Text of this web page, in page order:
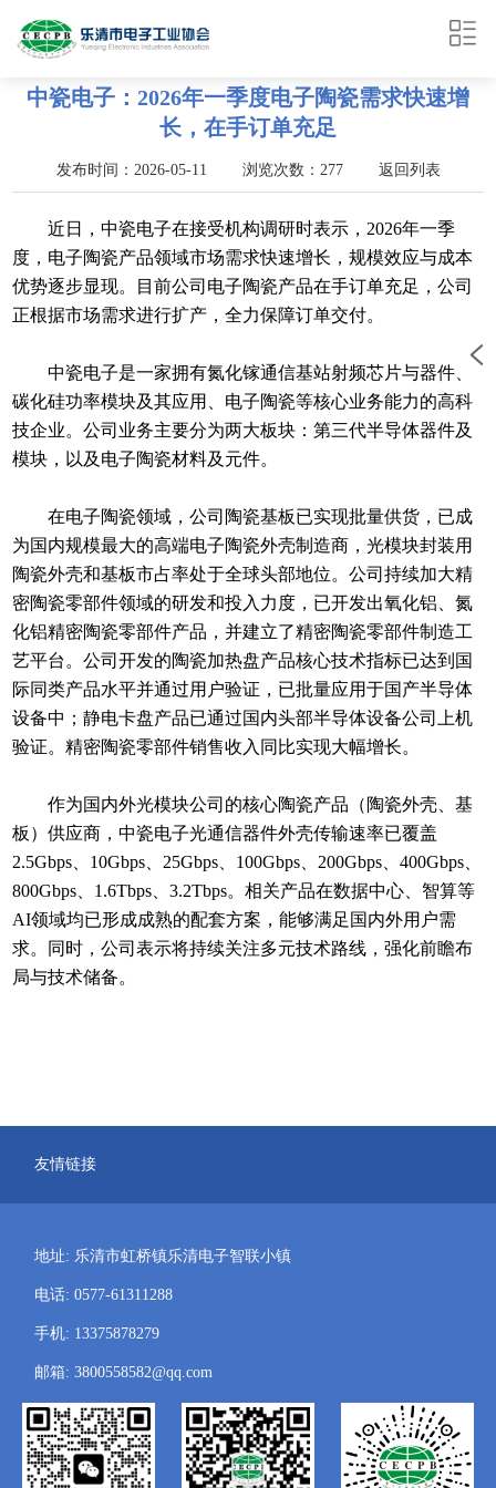
中瓷电子：2026年一季度电子陶瓷需求快速增
长，在手订单充足
发布时间：2026-05-11 浏览次数：277 返回列表
近日，中瓷电子在接受机构调研时表示，2026年一季
度，电子陶瓷产品领域市场需求快速增长，规模效应与成本
优势逐步显现。目前公司电子陶瓷产品在手订单充足，公司
正根据市场需求进行扩产，全力保障订单交付。
中瓷电子是一家拥有氮化镓通信基站射频芯片与器件、
碳化硅功率模块及其应用、电子陶瓷等核心业务能力的高科
技企业。公司业务主要分为两大板块：第三代半导体器件及
模块，以及电子陶瓷材料及元件。
在电子陶瓷领域，公司陶瓷基板已实现批量供货，已成
为国内规模最大的高端电子陶瓷外壳制造商，光模块封装用
陶瓷外壳和基板市占率处于全球头部地位。公司持续加大精
密陶瓷零部件领域的研发和投入力度，已开发出氧化铝、氮
化铝精密陶瓷零部件产品，并建立了精密陶瓷零部件制造工
艺平台。公司开发的陶瓷加热盘产品核心技术指标已达到国
际同类产品水平并通过用户验证，已批量应用于国产半导体
设备中；静电卡盘产品已通过国内头部半导体设备公司上机
验证。精密陶瓷零部件销售收入同比实现大幅增长。
作为国内外光模块公司的核心陶瓷产品（陶瓷外壳、基
板）供应商，中瓷电子光通信器件外壳传输速率已覆盖
2.5Gbps、10Gbps、25Gbps、100Gbps、200Gbps、400Gbps、
800Gbps、1.6Tbps、3.2Tbps。相关产品在数据中心、智算等
AI领域均已形成成熟的配套方案，能够满足国内外用户需
求。同时，公司表示将持续关注多元技术路线，强化前瞻布
局与技术储备。
友情链接
地址: 乐清市虹桥镇乐清电子智联小镇
电话: 0577-61311288
手机: 13375878279
邮箱: 3800558582@qq.com